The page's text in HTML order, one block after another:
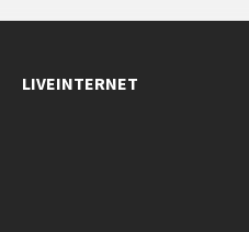
LIVEINTERNET